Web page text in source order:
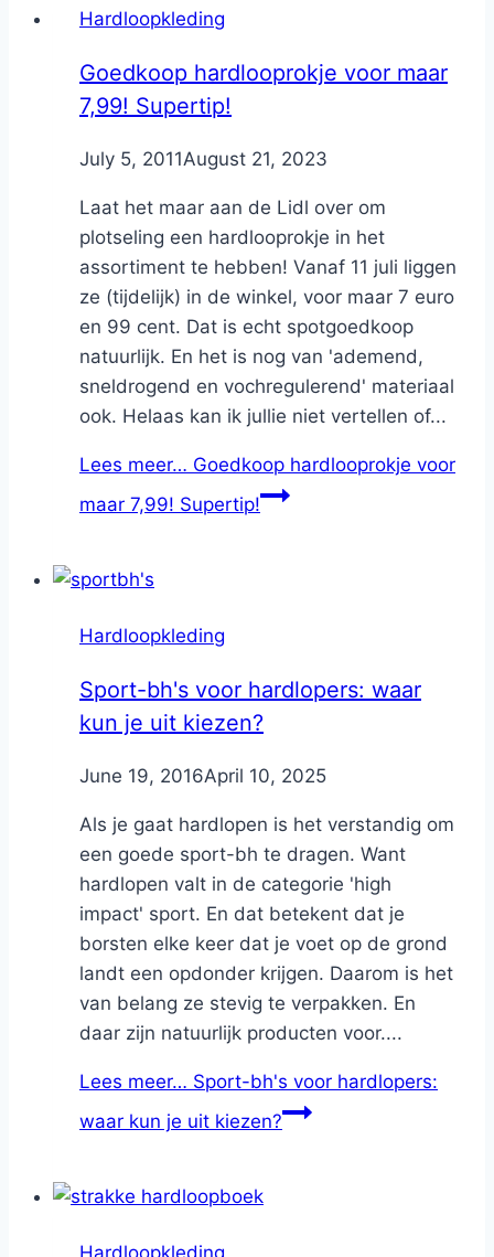
Hardloopkleding
Goedkoop hardlooprokje voor maar
7,99! Supertip!
ByNicole
July 5, 2011August 21, 2023
Laat het maar aan de Lidl over om
plotseling een hardlooprokje in het
assortiment te hebben! Vanaf 11 juli liggen
ze (tijdelijk) in de winkel, voor maar 7 euro
en 99 cent. Dat is echt spotgoedkoop
natuurlijk. En het is nog van 'ademend,
sneldrogend en vochregulerend' materiaal
ook. Helaas kan ik jullie niet vertellen of...
Lees meer… Goedkoop hardlooprokje voor
maar 7,99! Supertip!
Hardloopkleding
Sport-bh's voor hardlopers: waar
kun je uit kiezen?
ByNicole
June 19, 2016April 10, 2025
Als je gaat hardlopen is het verstandig om
een goede sport-bh te dragen. Want
hardlopen valt in de categorie 'high
impact' sport. En dat betekent dat je
borsten elke keer dat je voet op de grond
landt een opdonder krijgen. Daarom is het
van belang ze stevig te verpakken. En
daar zijn natuurlijk producten voor....
Lees meer… Sport-bh's voor hardlopers:
waar kun je uit kiezen?
Hardloopkleding